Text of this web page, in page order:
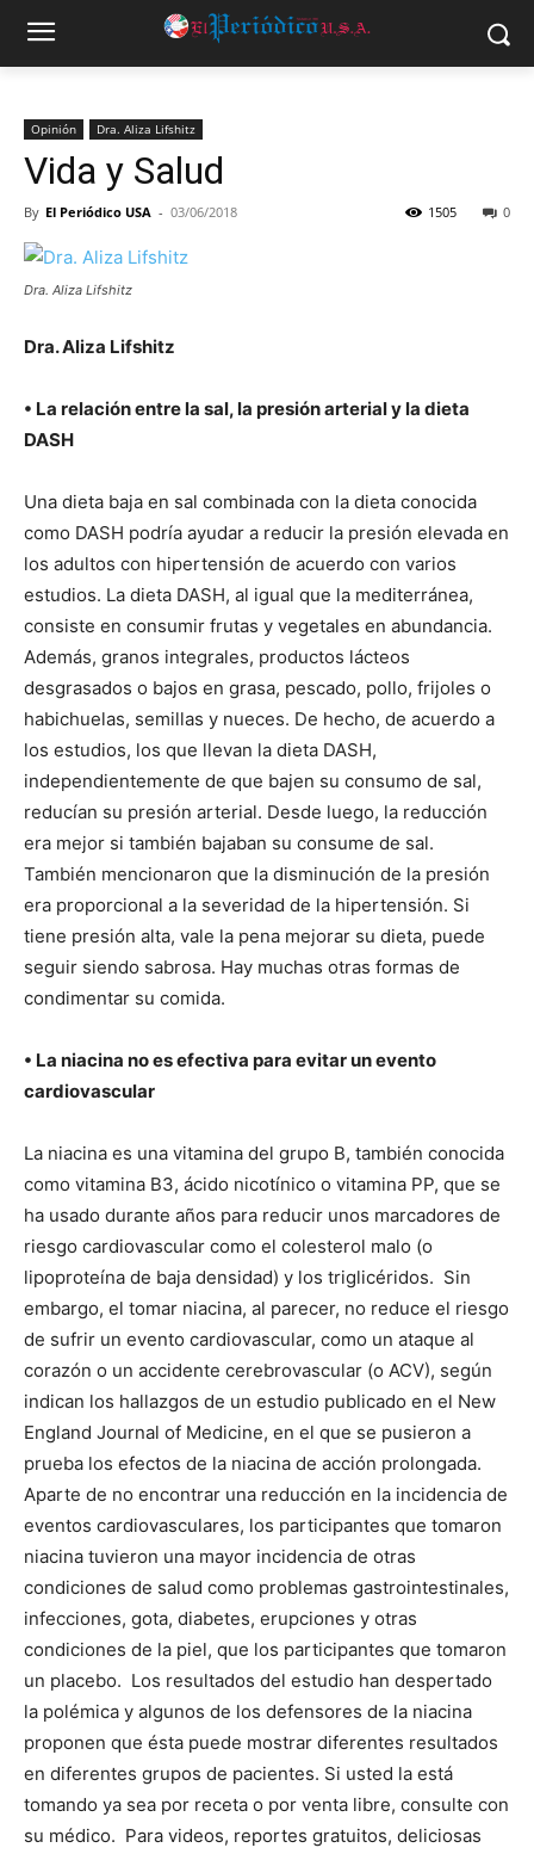
Opinión Dra. Aliza Lifshitz
Vida y Salud
By El Periódico USA - 03/06/2018 0
1505
Dra. Aliza Lifshitz
Dra. Aliza Lifshitz
• La relación entre la sal, la presión arterial y la dieta
DASH
Una dieta baja en sal combinada con la dieta conocida
como DASH podría ayudar a reducir la presión elevada en
los adultos con hipertensión de acuerdo con varios
estudios. La dieta DASH, al igual que la mediterránea,
consiste en consumir frutas y vegetales en abundancia.
Además, granos integrales, productos lácteos
desgrasados o bajos en grasa, pescado, pollo, frijoles o
habichuelas, semillas y nueces. De hecho, de acuerdo a
los estudios, los que llevan la dieta DASH,
independientemente de que bajen su consumo de sal,
reducían su presión arterial. Desde luego, la reducción
era mejor si también bajaban su consume de sal.
También mencionaron que la disminución de la presión
era proporcional a la severidad de la hipertensión. Si
tiene presión alta, vale la pena mejorar su dieta, puede
seguir siendo sabrosa. Hay muchas otras formas de
condimentar su comida.
• La niacina no es efectiva para evitar un evento
cardiovascular
La niacina es una vitamina del grupo B, también conocida
como vitamina B3, ácido nicotínico o vitamina PP, que se
ha usado durante años para reducir unos marcadores de
riesgo cardiovascular como el colesterol malo (o
lipoproteína de baja densidad) y los triglicéridos. Sin
embargo, el tomar niacina, al parecer, no reduce el riesgo
de sufrir un evento cardiovascular, como un ataque al
corazón o un accidente cerebrovascular (o ACV), según
indican los hallazgos de un estudio publicado en el New
England Journal of Medicine, en el que se pusieron a
prueba los efectos de la niacina de acción prolongada.
Aparte de no encontrar una reducción en la incidencia de
eventos cardiovasculares, los participantes que tomaron
niacina tuvieron una mayor incidencia de otras
condiciones de salud como problemas gastrointestinales,
infecciones, gota, diabetes, erupciones y otras
condiciones de la piel, que los participantes que tomaron
un placebo. Los resultados del estudio han despertado
la polémica y algunos de los defensores de la niacina
proponen que ésta puede mostrar diferentes resultados
en diferentes grupos de pacientes. Si usted la está
tomando ya sea por receta o por venta libre, consulte con
su médico. Para videos, reportes gratuitos, deliciosas